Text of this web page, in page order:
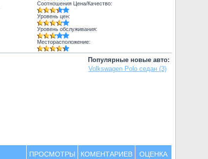
Соотношения Цена/Качество:
Уровень цен:
Уровень обслуживания:
Месторасположение:
Популярные новые авто:
Volkswagen Polo седан (3)
ПРОСМОТРЫ КОМЕНТАРИЕВ ОЦЕНКА